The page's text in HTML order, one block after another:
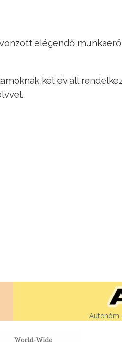
elégendő
két év áll
Autonóm